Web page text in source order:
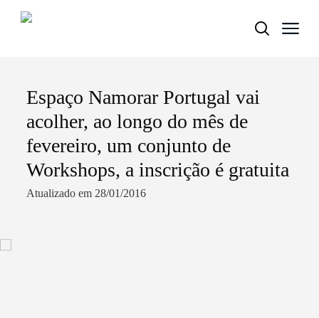
Termo de Pesquisa
Categorias gerais
Espaço Namorar Portugal vai
acolher, ao longo do mês de
fevereiro, um conjunto de
Workshops, a inscrição é gratuita
Atualizado em 28/01/2016